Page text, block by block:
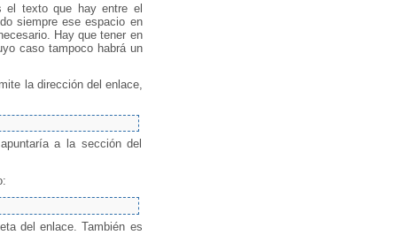
el texto que hay entre el
siempre ese espacio en
Hay que tener en
caso tampoco habrá un
la dirección del enlace,
a la sección del
del enlace. También es